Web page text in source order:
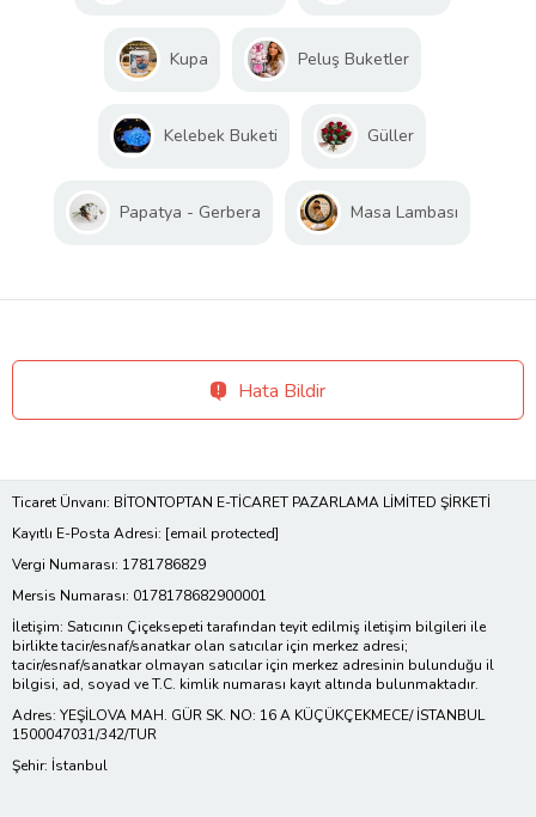
Kupa Peluş Buketler
Kelebek Buketi Güller
Papatya - Gerbera Masa Lambası
Hata Bildir
Ticaret Ünvanı: BİTONTOPTAN E-TİCARET PAZARLAMA LİMİTED ŞİRKETİ
Kayıtlı E-Posta Adresi: [email protected]
Vergi Numarası: 1781786829
Mersis Numarası: 0178178682900001
İletişim: Satıcının Çiçeksepeti tarafından teyit edilmiş iletişim bilgileri ile
birlikte tacir/esnaf/sanatkar olan satıcılar için merkez adresi;
tacir/esnaf/sanatkar olmayan satıcılar için merkez adresinin bulunduğu il
bilgisi, ad, soyad ve T.C. kimlik numarası kayıt altında bulunmaktadır.
Adres: YEŞİLOVA MAH. GÜR SK. NO: 16 A KÜÇÜKÇEKMECE/ İSTANBUL
1500047031/342/TUR
Şehir: İstanbul